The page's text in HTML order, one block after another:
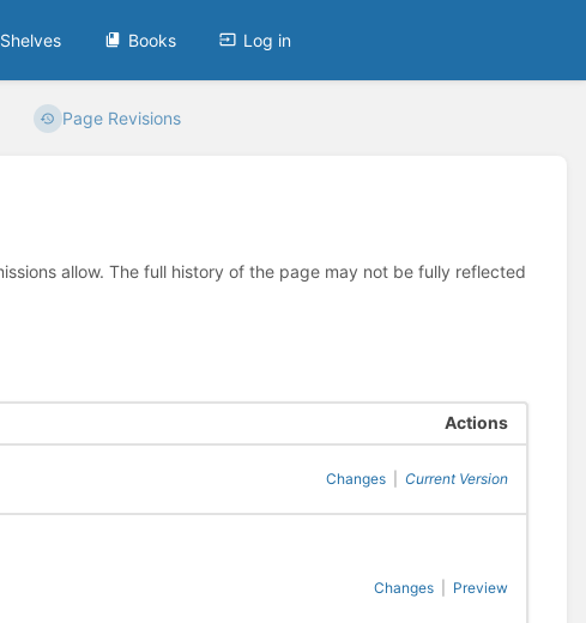
Shelves Books Log in
Page Revisions
allow. The full history of the page may not be fully reflected
Actions
Changes Current Version
Changes Preview